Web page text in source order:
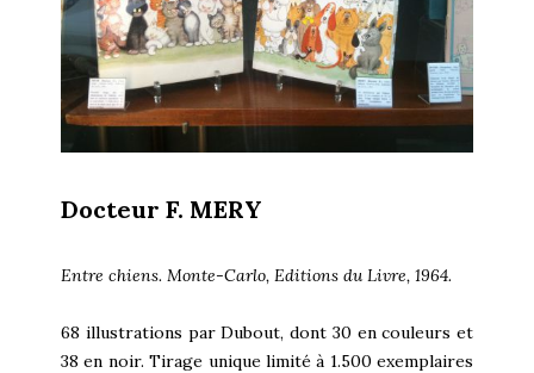
Docteur F. MERY
Entre chiens. Monte-Carlo, Editions du Livre, 1964.
68 illustrations par Dubout, dont 30 en couleurs et
38 en noir. Tirage unique limité à 1.500 exemplaires